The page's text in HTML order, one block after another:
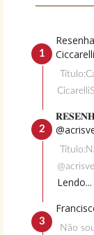
Lendo...
Não